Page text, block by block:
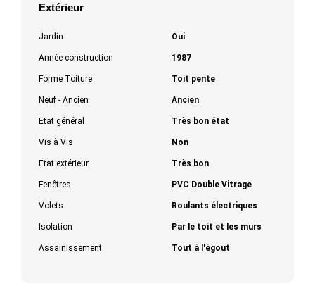
Extérieur
Jardin Oui
Année construction 1987
Forme Toiture Toit pente
Neuf - Ancien Ancien
Etat général Très bon état
Vis à Vis Non
Etat extérieur Très bon
Fenêtres PVC Double Vitrage
Volets Roulants électriques
Isolation Par le toit et les murs
Assainissement Tout à l'égout